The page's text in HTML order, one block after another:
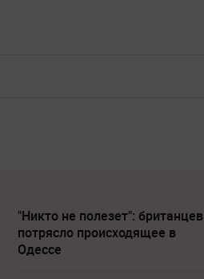
"Никто не полезет": британцев
потрясло происходящее в
Одессе